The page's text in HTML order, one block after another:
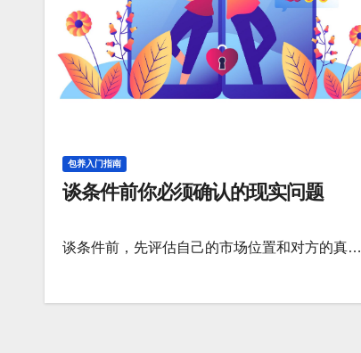
包养入门指南
谈条件前你必须确认的现实问题
谈条件前，先评估自己的市场位置和对方的真…